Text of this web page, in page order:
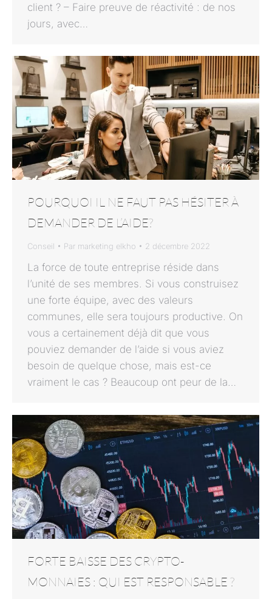
client ? – Faire preuve de réactivité : de nos
jours, avec…
POURQUOI IL NE FAUT PAS HÉSITER À
DEMANDER DE L’AIDE?
Conseil Par marketing elkho 2 décembre 2022
La force de toute entreprise réside dans
l’unité de ses membres. Si vous construisez
une forte équipe, avec des valeurs
communes, elle sera toujours productive. On
vous a certainement déjà dit que vous
pouviez demander de l’aide si vous aviez
besoin de quelque chose, mais est-ce
vraiment le cas ? Beaucoup ont peur de la…
FORTE BAISSE DES CRYPTO-
MONNAIES : QUI EST RESPONSABLE ?